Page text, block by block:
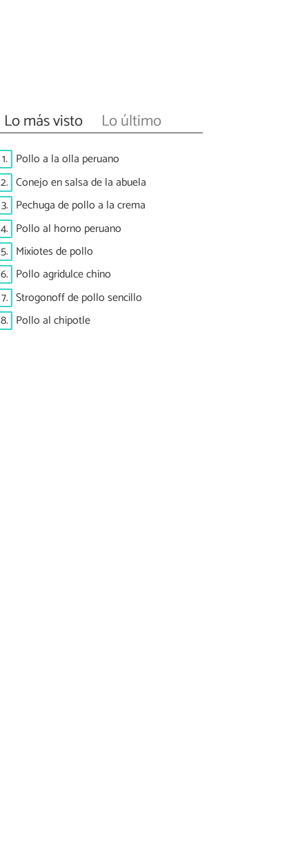
Lo más visto Lo último
1. Pollo a la olla peruano
2. Conejo en salsa de la abuela
3. Pechuga de pollo a la crema
4. Pollo al horno peruano
5. Mixiotes de pollo
6. Pollo agridulce chino
7. Strogonoff de pollo sencillo
8. Pollo al chipotle